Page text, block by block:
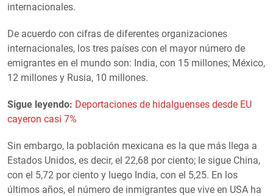
internacionales.
De acuerdo con cifras de diferentes organizaciones
internacionales, los tres países con el mayor número de
emigrantes en el mundo son: India, con 15 millones; México,
12 millones y Rusia, 10 millones.
Sigue leyendo: Deportaciones de hidalguenses desde EU
cayeron casi 7%
Sin embargo, la población mexicana es la que más llega a
Estados Unidos, es decir, el 22,68 por ciento; le sigue China,
con el 5,72 por ciento y luego India, con el 5,25. En los
últimos años, el número de inmigrantes que vive en USA ha